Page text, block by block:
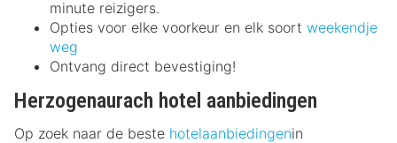
minute reizigers.
Opties voor elke voorkeur en elk soort weekendje
weg
Ontvang direct bevestiging!
Herzogenaurach hotel aanbiedingen
Op zoek naar de beste hotelaanbiedingenin